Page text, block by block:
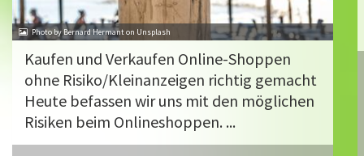
Photo by Bernard Hermant on Unsplash
Kaufen und Verkaufen Online-Shoppen
ohne Risiko/Kleinanzeigen richtig gemacht
Heute befassen wir uns mit den möglichen
Risiken beim Onlineshoppen. ...